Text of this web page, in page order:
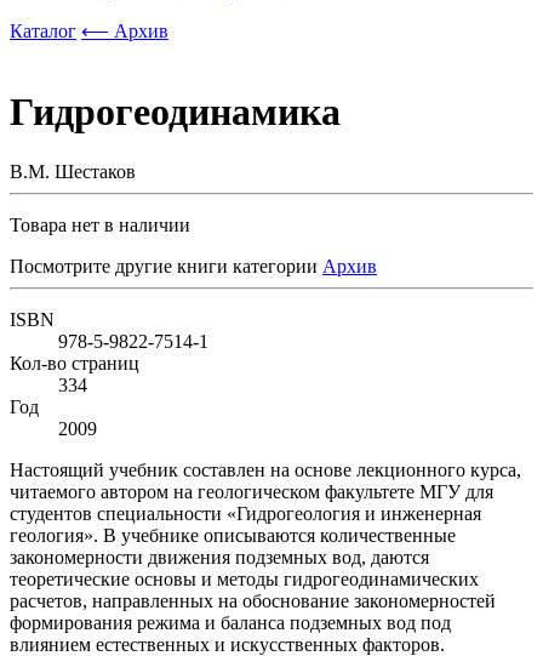
Каталог ⟵ Архив
Гидрогеодинамика
В.М. Шестаков
Товара нет в наличии
Посмотрите другие книги категории Архив
ISBN
978-5-9822-7514-1
Кол-во страниц
334
Год
2009
Настоящий учебник составлен на основе лекционного курса,
читаемого автором на геологическом факультете МГУ для
студентов специальности «Гидрогеология и инженерная
геология». В учебнике описываются количественные
закономерности движения подземных вод, даются
теоретические основы и методы гидрогеодинамических
расчетов, направленных на обоснование закономерностей
формирования режима и баланса подземных вод под
влиянием естественных и искусственных факторов.